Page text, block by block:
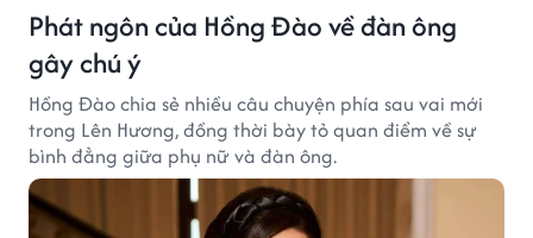
Phát ngôn của Hồng Đào về đàn ông
gây chú ý
Hồng Đào chia sẻ nhiều câu chuyện phía sau vai mới
trong Lên Hương, đồng thời bày tỏ quan điểm về sự
bình đẳng giữa phụ nữ và đàn ông.